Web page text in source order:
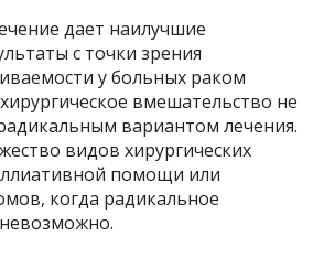
дает наилучшие
с точки зрения
у больных раком
вмешательство не
радикальным вариантом лечения.
видов хирургических
помощи или
когда радикальное